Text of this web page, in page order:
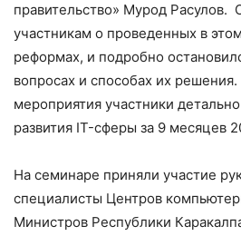
правительство» Мурод Расулов.
участникам о проведенных в
реформах, и подробно
вопросах и способах их
мероприятия участники
развития IT-сферы за 9 месяцев
На семинаре приняли участие
специалисты Центров
Министров Республики